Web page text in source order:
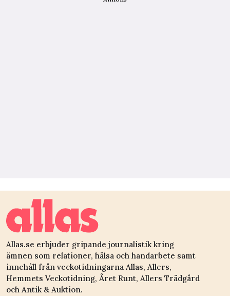
Allas.se erbjuder gripande journalistik kring
ämnen som relationer, hälsa och handarbete samt
innehåll från veckotidningarna Allas, Allers,
Hemmets Veckotidning, Året Runt, Allers Trädgård
och Antik & Auktion.